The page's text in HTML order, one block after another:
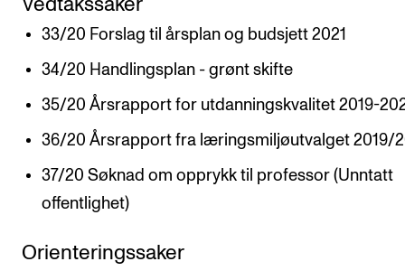
VERKTØY OG HJELP
IT og digitale tjenester
Canvas
Innkjøp og økonomi
Kommunikasjon
Rom og bygg
Vedtakssaker
33/20 Forslag til årsplan og budsjett 2021
34/20 Handlingsplan - grønt skifte
35/20 Årsrapport for utdanningskvalitet 2019-
36/20 Årsrapport fra læringsmiljøutvalget 2019/
37/20 Søknad om opprykk til professor (Unntatt
offentlighet)
Orienteringssaker